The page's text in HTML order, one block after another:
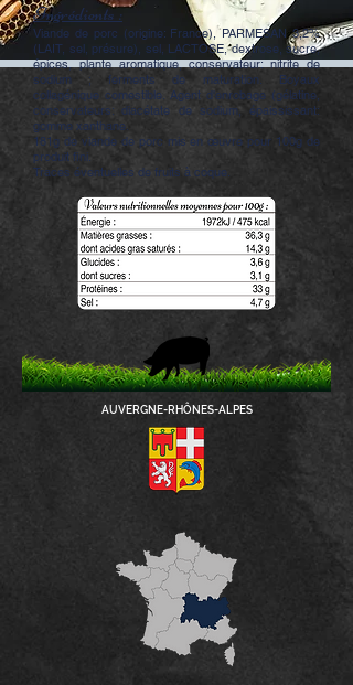
Ingrédients :
Viande de porc (origine: France), PARMESAN 3,2%
(LAIT, sel, présure), sel, LACTOSE, dextrose, sucre,
épices, plante aromatique, conservateur: nitrite de
sodium ; ferments de maturation. Boyaux
collagénique comestible. Agent d'enrobage (gélatine,
conservateurs: diacétate de sodium, épaississant:
gomme xanthane.
181g de viande de porc mis en œuvre pour 100g de
produit fini.
Traces éventuelles de fruits à coque.
AUVERGNE-RHÔNES-ALPES